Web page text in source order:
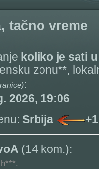
tačno vreme
koliko je sati
zonu**,
:
2026, 19:06
Srbija
(14 kom.):